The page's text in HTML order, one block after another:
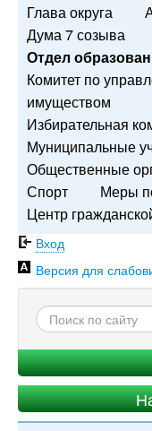
Глава округа
Дума 7 созыва
Отдел
Комитет по
имуществом
Избирательная
Муниципальные
Общественные
Спорт
Меры
Центр
Вход
Версия для